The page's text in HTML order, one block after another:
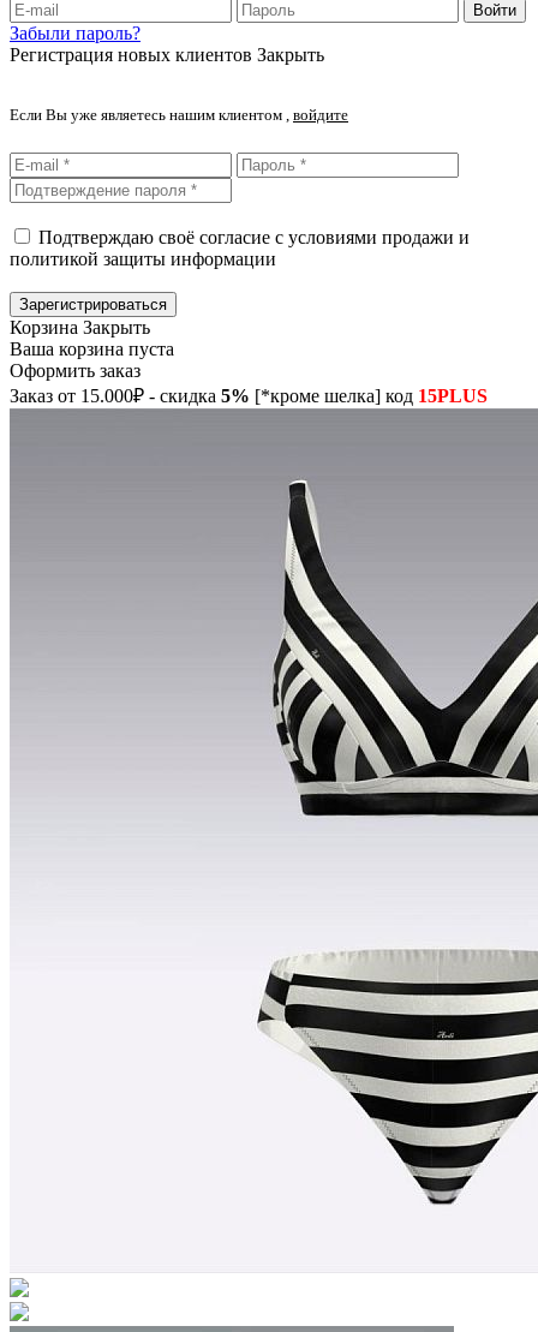
Войти
Забыли пароль?
Регистрация новых клиентов Закрыть
Если Вы уже являетесь нашим клиентом , войдите
Подтверждаю своё согласие с условиями продажи и
политикой защиты информации
Зарегистрироваться
Корзина Закрыть
Ваша корзина пуста
Оформить заказ
Заказ от 15.000₽ - скидка 5% [*кроме шелка] код 15PLUS